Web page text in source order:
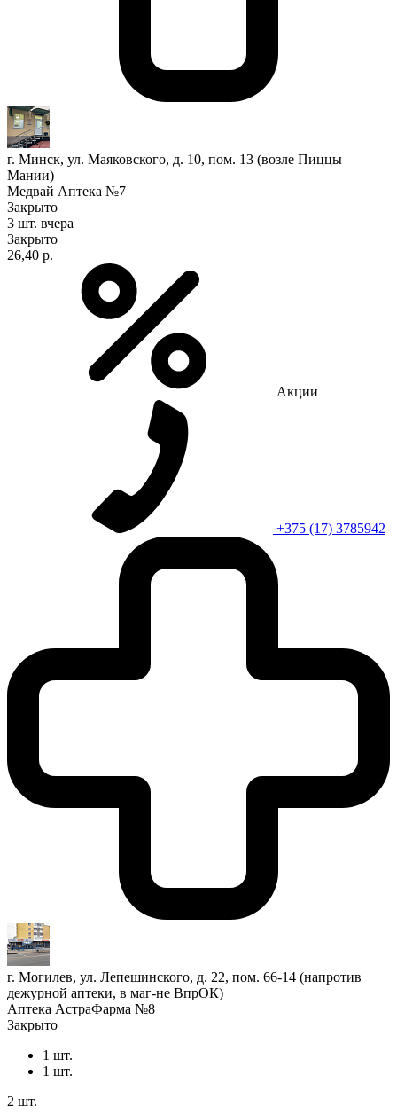
г. Минск, ул. Маяковского, д. 10, пом. 13 (возле Пиццы
Мании)
Медвай Аптека №7
Закрыто
3 шт. вчера
Закрыто
26,40 р.
Акции
+375 (17) 3785942
г. Могилев, ул. Лепешинского, д. 22, пом. 66-14 (напротив
дежурной аптеки, в маг-не ВпрОК)
Аптека АстраФарма №8
Закрыто
1 шт.
1 шт.
2 шт.